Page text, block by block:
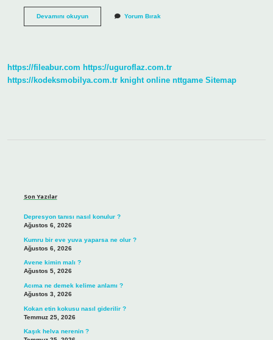
Devamını okuyunÇevre
Yorum Bırak
https://fileabur.com https://uguroflaz.com.tr
https://kodeksmobilya.com.tr knight online nttgame Sitemap
Son Yazılar
Depresyon tanısı nasıl konulur ?
Ağustos 6, 2026
Kumru bir eve yuva yaparsa ne olur ?
Ağustos 6, 2026
Avene kimin malı ?
Ağustos 5, 2026
Acıma ne demek kelime anlamı ?
Ağustos 3, 2026
Kokan etin kokusu nasıl giderilir ?
Temmuz 25, 2026
Kaşık helva nerenin ?